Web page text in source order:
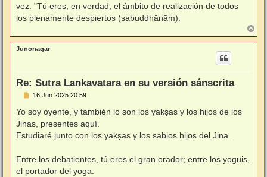
vez. "Tú eres, en verdad, el ámbito de realización de todos
los plenamente despiertos (sabuddhānām).
r
r
Junonagar
Re: Sutra Lankavatara en su versión sánscrita
M
n
a
j
e
16 Jun 2025 20:59
Yo soy oyente, y también lo son los yakṣas y los hijos de los
Jinas, presentes aquí.
Estudiaré junto con los yakṣas y los sabios hijos del Jina.
Entre los debatientes, tú eres el gran orador; entre los yoguis,
el portador del yoga.